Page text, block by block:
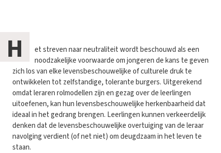
H
et streven naar neutraliteit wordt beschouwd als een
noodzakelijke voorwaarde om jongeren de kans te geven
zich los van elke levensbeschouwelijke of culturele druk te
ontwikkelen tot zelfstandige, tolerante burgers. Uitgerekend
omdat leraren rolmodellen zijn en gezag over de leerlingen
uitoefenen, kan hun levensbeschouwelijke herkenbaarheid dat
ideaal in het gedrang brengen. Leerlingen kunnen verkeerdelijk
denken dat de levensbeschouwelijke overtuiging van de leraar
navolging verdient (of net niet) om deugdzaam in het leven te
staan.